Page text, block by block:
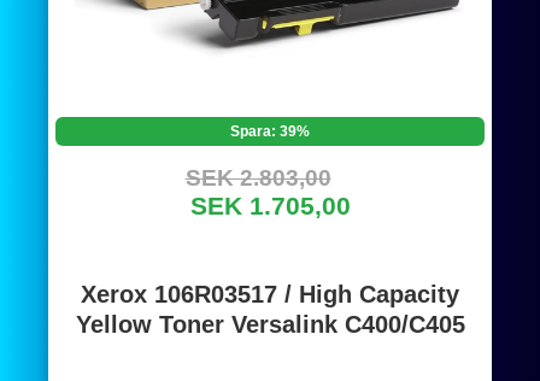
Spara: 39%
SEK 2.803,00
SEK 1.705,00
Xerox 106R03517 / High Capacity
Yellow Toner Versalink C400/C405